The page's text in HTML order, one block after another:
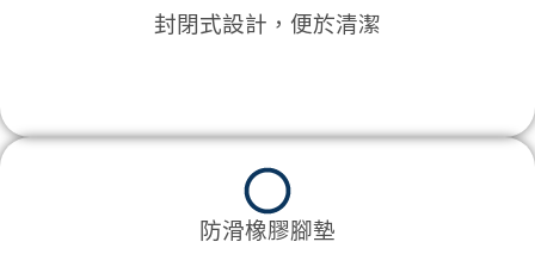
封閉式設計，便於清潔
防滑橡膠腳墊